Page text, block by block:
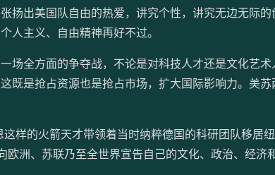
扬出美国队自由的热爱，讲究个性，讲究无边无际
人主义、自由精神再好不过。
场全方面的争夺战，不论是对科技人才还是文化艺
既是抢占资源也是抢占市场，扩大国际影响力。美苏
这样的火箭天才带领着当时纳粹德国的科研团队移居
欧洲、苏联乃至全世界宣告自己的文化、政治、经济